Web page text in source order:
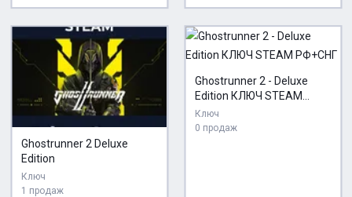
Ghostrunner 2 Deluxe
Edition
Ключ
1 продаж
Ghostrunner 2 - Deluxe
Edition КЛЮЧ STEAM
РФ+СНГ
Ключ
0 продаж